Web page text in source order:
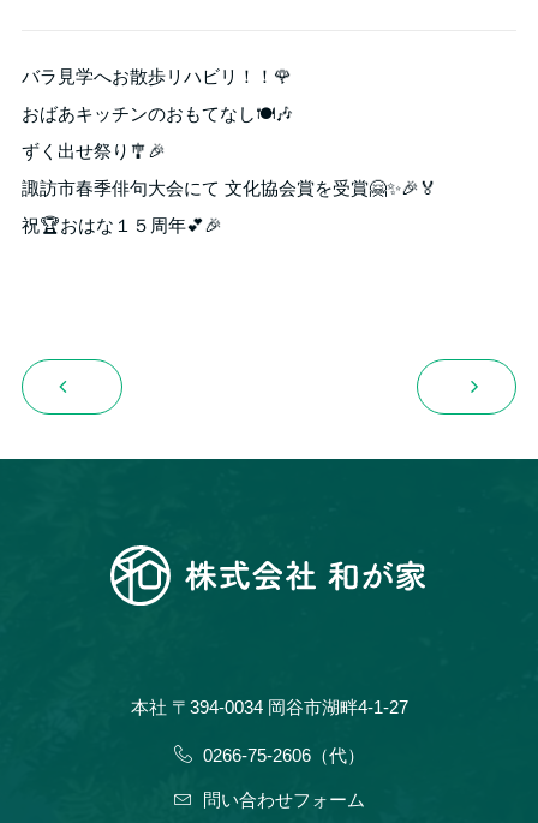
バラ見学へお散歩リハビリ！！🌹
おばあキッチンのおもてなし🍽️🎶
ずく出せ祭り🎐🎉
諏訪市春季俳句大会にて 文化協会賞を受賞🤗✨🎉🏅
祝🏆おはな１５周年💕🎉
本社 〒394-0034 岡谷市湖畔4-1-27
0266-75-2606（代）
問い合わせフォーム